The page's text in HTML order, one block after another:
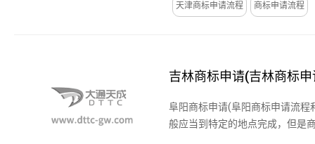
天津商标申请流程 商标申请流程
吉林商标申请(吉林商标
阜阳商标申请(阜阳商标申请流程
般应当到特定的地点完成，但是